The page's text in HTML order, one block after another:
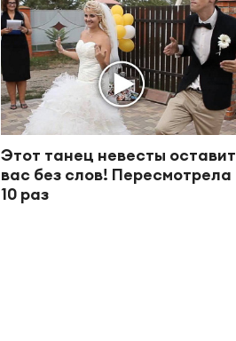
Этот танец невесты оставит
вас без слов! Пересмотрела
10 раз